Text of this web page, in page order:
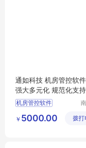
通如科技 机房管控软
强大多元化 规范化支
机房管控软件
机房管理软件
￥ 5000.00 拨打